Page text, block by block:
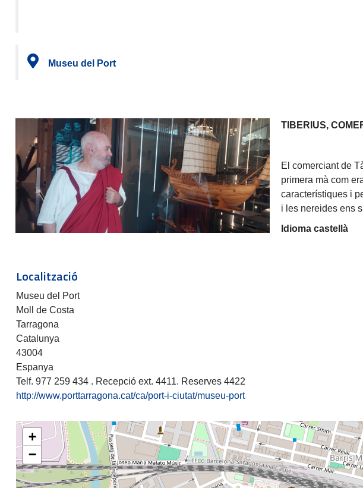
Museu del Port
TIBERIUS,
El comerciant de
primera mà com
característiques i
i les nereides ens
Idioma castellà
Localització
Museu del Port
Moll de Costa
Tarragona
Catalunya
43004
Espanya
Telf. 977 259 434 . Recepció ext. 4411. Reserves 4422
http://www.porttarragona.cat/ca/port-i-ciutat/museu-port
+
−